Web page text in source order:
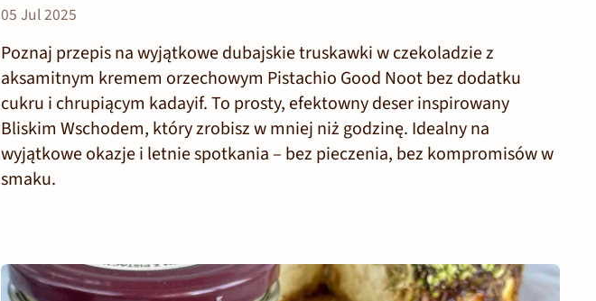
05 Jul 2025
Poznaj przepis na wyjątkowe dubajskie truskawki w czekoladzie z
aksamitnym kremem orzechowym Pistachio Good Noot bez dodatku
cukru i chrupiącym kadayif. To prosty, efektowny deser inspirowany
Bliskim Wschodem, który zrobisz w mniej niż godzinę. Idealny na
wyjątkowe okazje i letnie spotkania – bez pieczenia, bez kompromisów w
smaku.